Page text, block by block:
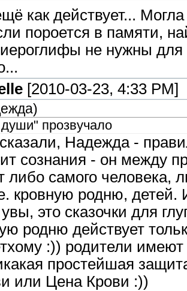
как действует...
пороется в памяти,
не нужны для
[2010-03-23, 4:33 PM]
)
прозвучало
Надежда -
сознания - он между
либо самого человека,
кровную родню, детей.
увы, это сказочки для
родню действует
:)) родители имеют
простейшая
или Цена Крови :))